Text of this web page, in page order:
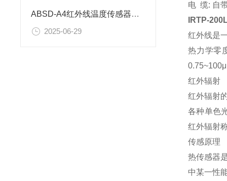
ABSD-A4红外线温度传感器量程解析
2025-06-29
电 缆: 自
IRTP-
红外线是
热力学零
红外辐射
红外辐射
各种单色
红外辐射
传感原理
热传感器
中某一性